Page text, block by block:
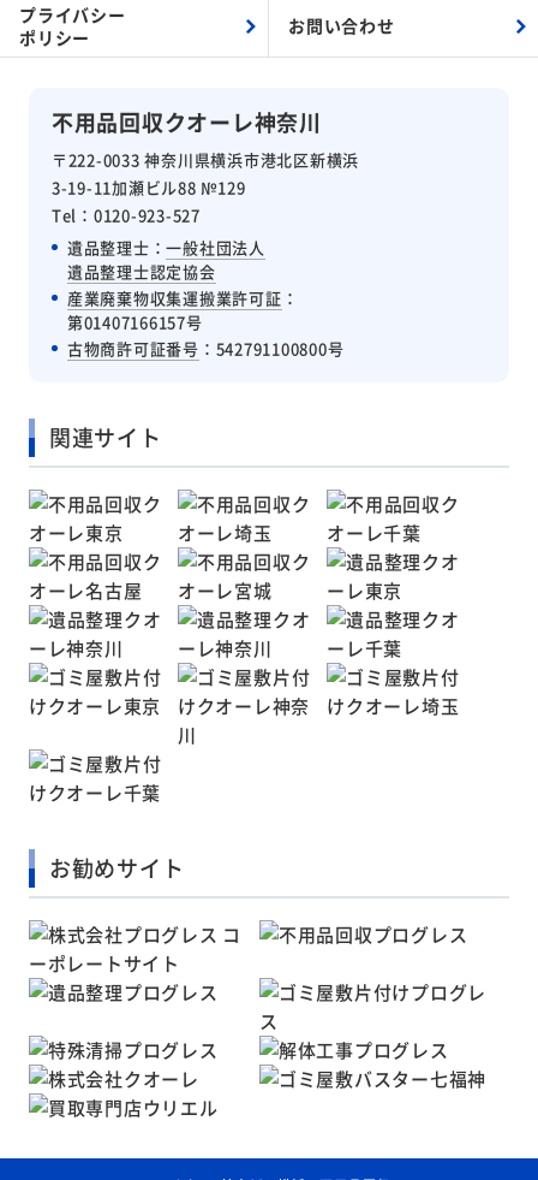
不用品回収クオーレ神奈川
〒222-0033 神奈川県横浜市港北区新横浜
3-19-11加瀬ビル88 №129
Tel：0120-923-527
遺品整理士：一般社団法人
遺品整理士認定協会
産業廃棄物収集運搬業許可証 ：
第01407166157号
古物商許可証番号 ：542791100800号
プライバシー
ポリシー
お問い合わせ
関連サイト
お勧めサイト